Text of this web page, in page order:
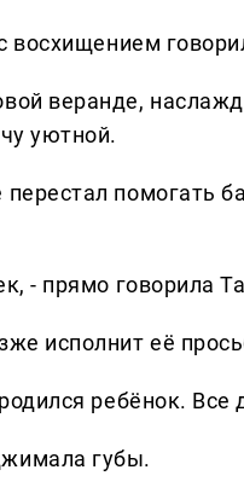
восхищением
веранде,
уютной.
помогать
- прямо говорила
исполнит её
ребёнок. Все
губы.